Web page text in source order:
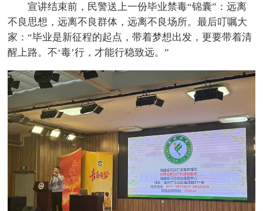
宣讲结束前，民警送上一份毕业禁毒“锦囊”：远离
不良思想，远离不良群体，远离不良场所。最后叮嘱大
家：“毕业是新征程的起点，带着梦想出发，更要带着清
醒上路。不‘毒’行，才能行稳致远。”